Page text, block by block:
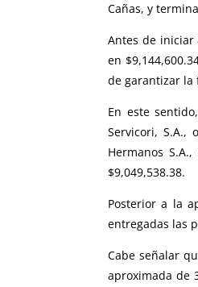
Cañas, y
Antes de iniciar
en
de garantizar la
En este
Servicori, S.A.,
Hermanos
$9,049,538.38.
Posterior a la
entregadas las
Cabe señalar
aproximada de